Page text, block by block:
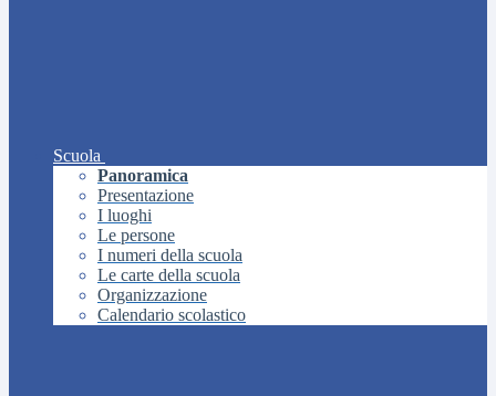
Scuola
Panoramica
Presentazione
I luoghi
Le persone
I numeri della scuola
Le carte della scuola
Organizzazione
Calendario scolastico